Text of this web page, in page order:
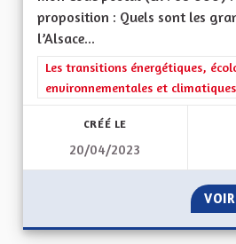
proposition : Quels sont les
l’Alsace...
Filtrer les résultats de la
Les transitions énergétiques,
environnementales et climatiques
CRÉÉ LE
20/04/2023